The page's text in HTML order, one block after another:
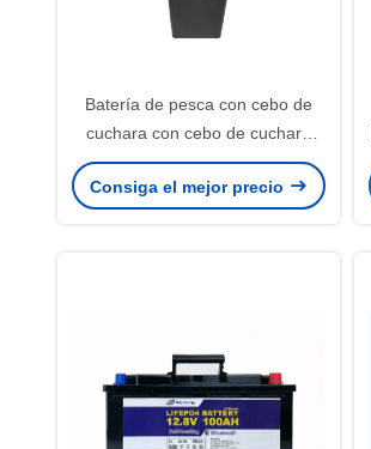
Batería de pesca con cebo de
cuchara con cebo de cuchara
24V 40Ah Powerwall del motor
del litio de Bely para el sistema
Consiga el mejor precio